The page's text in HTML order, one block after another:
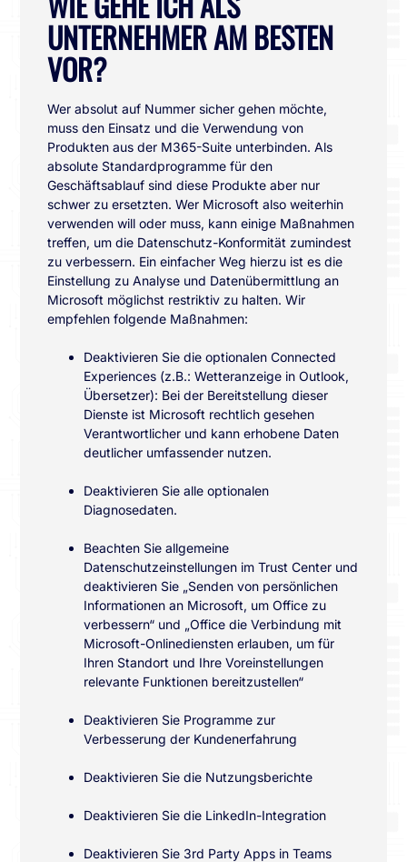
UNTERNEHMER AM BESTEN
VOR?
Wer absolut auf Nummer sicher gehen möchte,
muss den Einsatz und die Verwendung von
Produkten aus der M365-Suite unterbinden. Als
absolute Standardprogramme für den
Geschäftsablauf sind diese Produkte aber nur
schwer zu ersetzten. Wer Microsoft also weiterhin
verwenden will oder muss, kann einige Maßnahmen
treffen, um die Datenschutz-Konformität zumindest
zu verbessern. Ein einfacher Weg hierzu ist es die
Einstellung zu Analyse und Datenübermittlung an
Microsoft möglichst restriktiv zu halten. Wir
empfehlen folgende Maßnahmen:
Deaktivieren Sie die optionalen Connected
Experiences (z.B.: Wetteranzeige in Outlook,
Übersetzer): Bei der Bereitstellung dieser
Dienste ist Microsoft rechtlich gesehen
Verantwortlicher und kann erhobene Daten
deutlicher umfassender nutzen.
Deaktivieren Sie alle optionalen
Diagnosedaten.
Beachten Sie allgemeine
Datenschutzeinstellungen im Trust Center und
deaktivieren Sie „Senden von persönlichen
Informationen an Microsoft, um Office zu
verbessern“ und „Office die Verbindung mit
Microsoft-Onlinediensten erlauben, um für
Ihren Standort und Ihre Voreinstellungen
relevante Funktionen bereitzustellen“
Deaktivieren Sie Programme zur
Verbesserung der Kundenerfahrung
Deaktivieren Sie die Nutzungsberichte
Deaktivieren Sie die LinkedIn-Integration
Deaktivieren Sie 3rd Party Apps in Teams